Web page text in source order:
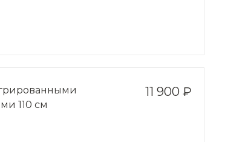
11 900 ₽
110 см